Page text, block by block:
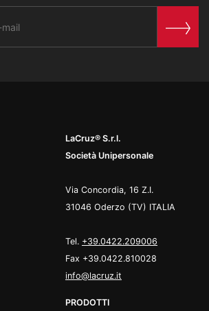
LaCruz® S.r.l.
Società Unipersonale
Via Concordia, 16 Z.I.
31046 Oderzo (TV) ITALIA
Tel. +39.0422.209006
Fax +39.0422.810028
info@lacruz.it
PRODOTTI